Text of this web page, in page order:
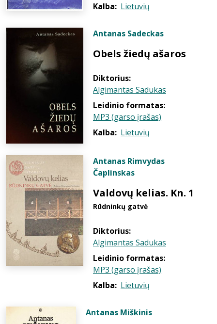
Kalba: Lietuvių
Antanas Sadeckas
Obels žiedų ašaros
Diktorius:
Algimantas Sadukas
Leidinio formatas:
MP3 (garso įrašas)
Kalba: Lietuvių
Antanas Rimvydas
Čaplinskas
Valdovų kelias. Kn. 1
Rūdninkų gatvė
Diktorius:
Algimantas Sadukas
Leidinio formatas:
MP3 (garso įrašas)
Kalba: Lietuvių
Antanas Miškinis